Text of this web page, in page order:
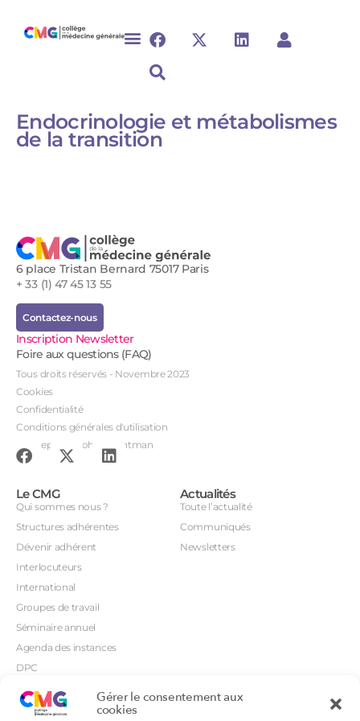
Gérer le consentement aux
cookies
Endocrinologie et métabolismes
de la transition​
6 place Tristan Bernard 75017 Paris
+ 33 (1) 47 45 13 55
Contactez-nous
Inscription Newsletter
Foire aux questions (FAQ)
Tous droits réservés - Novembre 2023
Cookies
Confidentialité
Conditions générales d'utilisation
Conception : John Brightman
Le CMG
Qui sommes nous ?
Structures adhérentes
Dévenir adhérent
Interlocuteurs
International
Groupes de travail
Séminaire annuel
Agenda des instances
DPC
Orientations prioritaires
Actualités
Toute l’actualité
Communiqués
Newsletters